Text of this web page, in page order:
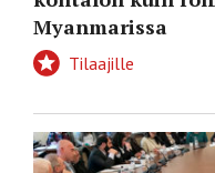
Myanmarissa
Tilaajille